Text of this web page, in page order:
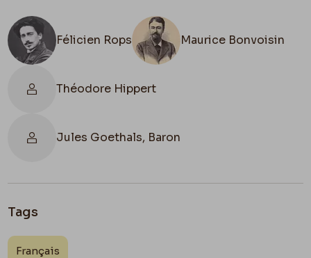
Félicien Rops Maurice Bonvoisin
Théodore Hippert
Jules Goethals, Baron
Tags
Français